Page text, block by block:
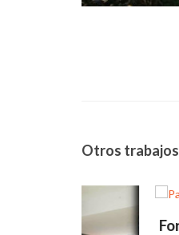
Otros
Forcadell